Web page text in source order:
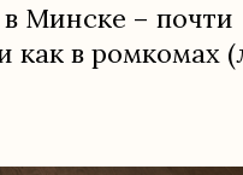
Минске – почти
как в ромкомах